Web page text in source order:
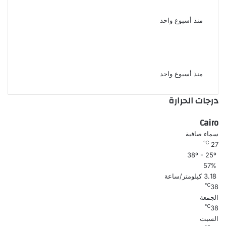
منذ أسبوع واحد
منذ أسبوع واحد
درجات الحرارة
Cairo
سماء صافية
27
℃
57%
3.18 كيلومتر/ساعة
38
℃
الجمعة
38
℃
السبت